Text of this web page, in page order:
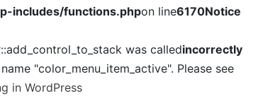
includes/functions.phpon line6170Notice
was calledincorrectly
"color_menu_item_active". Please see
in WordPress